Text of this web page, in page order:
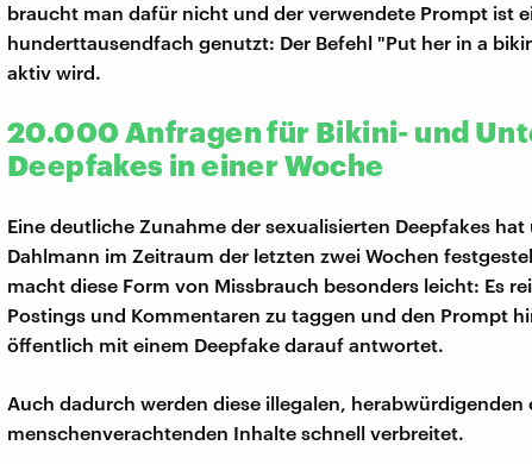
braucht man dafür nicht und der verwendete Prompt ist
hunderttausendfach genutzt: Der Befehl "Put her in a
aktiv wird.
20.000 Anfragen für Bikini- und
Deepfakes in einer Woche
Eine deutliche Zunahme der sexualisierten Deepfakes hat
Dahlmann im Zeitraum der letzten zwei Wochen
macht diese Form von Missbrauch besonders leicht: Es
Postings und Kommentaren zu taggen und den Prompt
öffentlich mit einem Deepfake darauf antwortet.
Auch dadurch werden diese illegalen, herabwürdigenden
menschenverachtenden Inhalte schnell verbreitet.